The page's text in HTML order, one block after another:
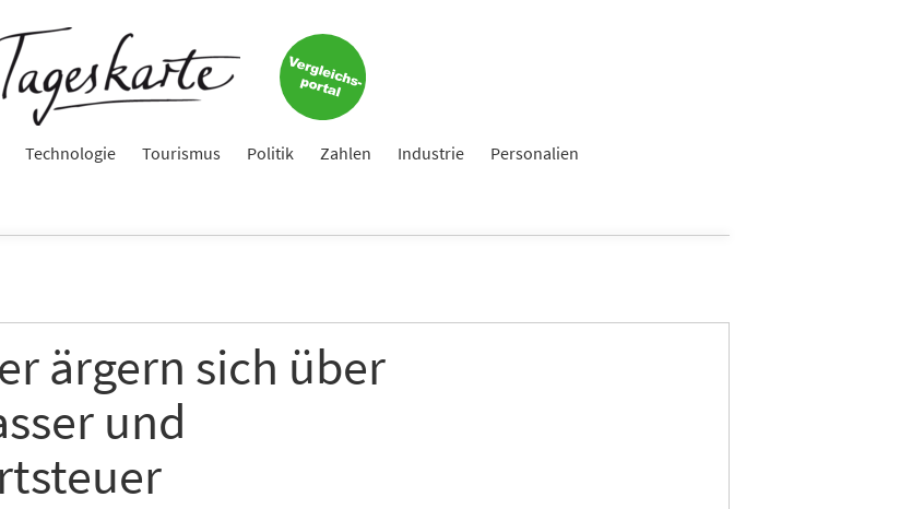
Technologie Tourismus Politik Zahlen Industrie Personalien
ärgern sich über
und